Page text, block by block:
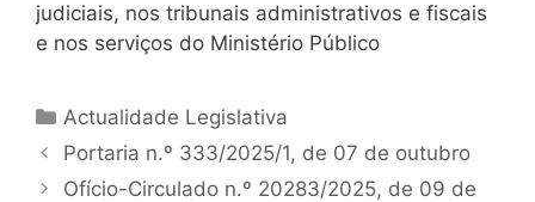
judiciais, nos tribunais administrativos e fiscais
e nos serviços do Ministério Público
Categorias
Actualidade Legislativa
Navegação
de
Portaria n.º 333/2025/1, de 07 de outubro
Ofício-Circulado n.º 20283/2025, de 09 de